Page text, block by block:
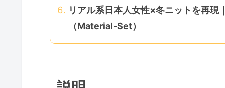
リアル系日本人女性×冬ニットを再
（Material-Set）